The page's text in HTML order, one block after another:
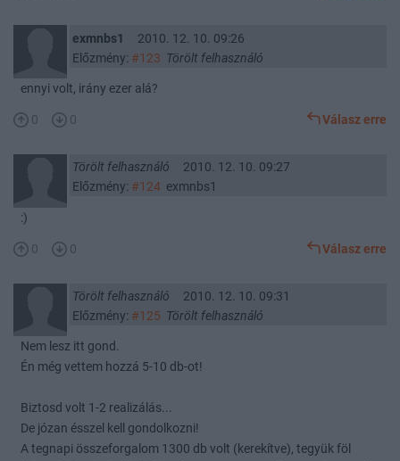
exmnbs1
2010. 12. 10. 09:26
Előzmény: #123 Törölt felhasználó
ennyi volt, irány ezer alá?
0 0 Válasz erre
Törölt felhasználó
2010. 12. 10. 09:27
Előzmény: #124exmnbs1
:)
0 0 Válasz erre
Törölt felhasználó
2010. 12. 10. 09:31
Előzmény: #125 Törölt felhasználó
Nem lesz itt gond.
Én még vettem hozzá 5-10 db-ot!
Biztosd volt 1-2 realizálás...
De józan ésszel kell gondolkozni!
A tegnapi összeforgalom 1300 db volt (kerekítve), tegyük föl